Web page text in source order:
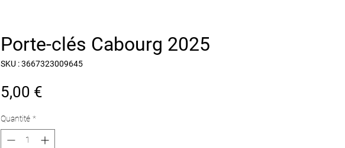
Porte-clés Cabourg 2025
SKU : 3667323009645
5,00 €
Quantité *